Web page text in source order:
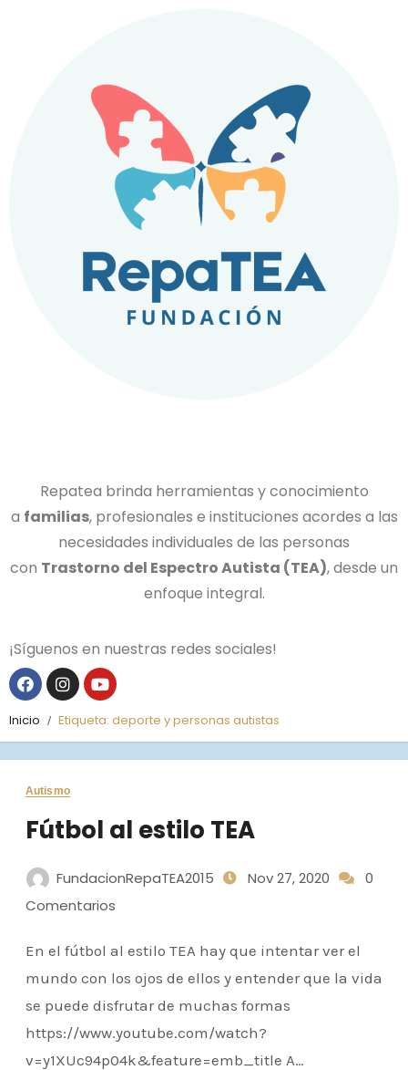
Repatea brinda herramientas y conocimiento
a familias, profesionales e instituciones acordes a las
necesidades individuales de las personas
con Trastorno del Espectro Autista (TEA), desde un
enfoque integral.
¡Síguenos en nuestras redes sociales!
Inicio Etiqueta: deporte y personas autistas
Autismo
Fútbol al estilo TEA
FundacionRepaTEA2015 Nov 27, 2020
0
Comentarios
En el fútbol al estilo TEA hay que intentar ver el
mundo con los ojos de ellos y entender que la vida
se puede disfrutar de muchas formas
https://www.youtube.com/watch?
v=y1XUc94p04k&feature=emb_title A…